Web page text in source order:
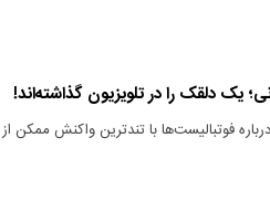
یک دلقک را در تلویزیون گذاشته‌اند!
فوتبالیست‌ها با تندترین واکنش ممکن